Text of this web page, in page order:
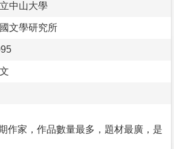
中山大學
文學研究所
作家，作品數量最多，題材最廣，是